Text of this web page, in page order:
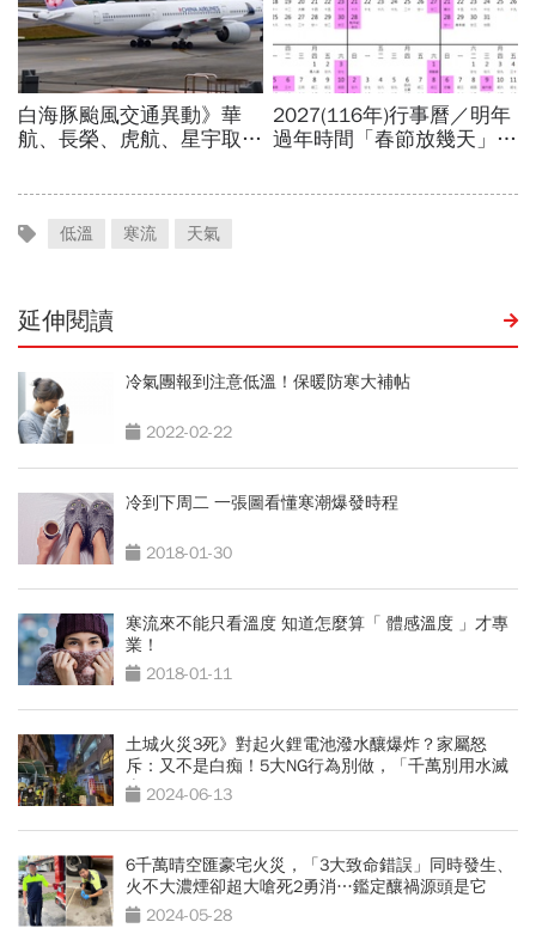
低溫 寒流 天氣
延伸閱讀
冷氣團報到注意低溫！保暖防寒大補帖
2022-02-22
冷到下周二 一張圖看懂寒潮爆發時程
2018-01-30
寒流來不能只看溫度 知道怎麼算「 體感溫度 」才專
業！
2018-01-11
土城火災3死》對起火鋰電池潑水釀爆炸？家屬怒
斥：又不是白痴！5大NG行為別做，「千萬別用水滅
火」2024-06-13
6千萬晴空匯豪宅火災，「3大致命錯誤」同時發生、
火不大濃煙卻超大嗆死2勇消…鑑定釀禍源頭是它
2024-05-28